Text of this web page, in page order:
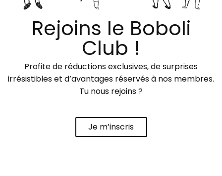
Rejoins le Boboli
Club !
Profite de réductions exclusives, de surprises
irrésistibles et d’avantages réservés à nos membres.
Tu nous rejoins ?
Je m’inscris